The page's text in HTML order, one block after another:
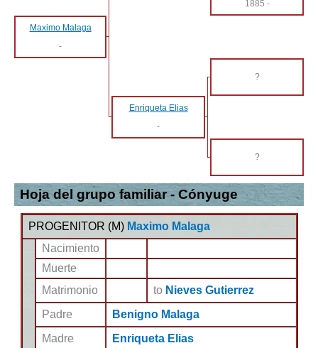
1885 -
Maximo Malaga
-
?
Enriqueta Elias
-
?
Hoja del grupo familiar - Cónyuge
PROGENITOR (M) Maximo Malaga
Nacimiento
Muerte
Matrimonio
to Nieves Gutierrez
Padre
Benigno Malaga
Madre
Enriqueta Elias